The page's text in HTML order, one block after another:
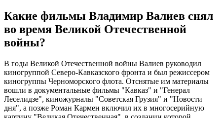
Какие фильмы Владимир Валиев снял
во время Великой Отечественной
войны?
В годы Великой Отечественной войны Валиев руководил
киногруппой Северо-Кавказского фронта и был режиссером
киногруппы Черноморского флота. Отснятые им материалы
вошли в документальные фильмы "Кавказ" и "Генерал
Леселидзе", киножурналы "Советская Грузия" и "Новости
дня", а позже Роман Кармен включил их в многосерийную